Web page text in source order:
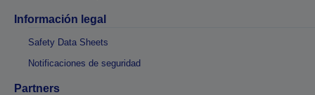
Información legal
Safety Data Sheets
Notificaciones de seguridad
Partners